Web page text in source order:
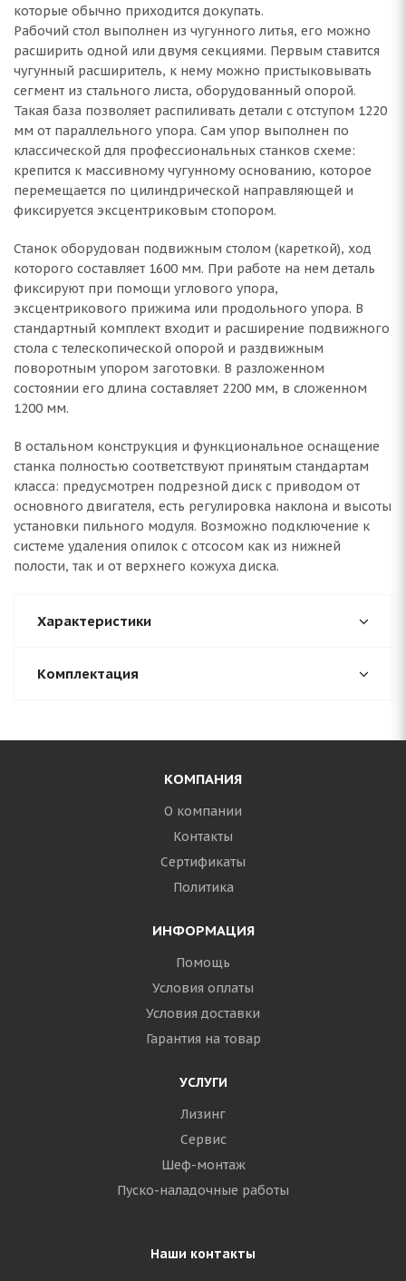
которые обычно приходится докупать.
Рабочий стол выполнен из чугунного литья, его можно
расширить одной или двумя секциями. Первым ставится
чугунный расширитель, к нему можно пристыковывать
сегмент из стального листа, оборудованный опорой.
Такая база позволяет распиливать детали с отступом 1220
мм от параллельного упора. Сам упор выполнен по
классической для профессиональных станков схеме:
крепится к массивному чугунному основанию, которое
перемещается по цилиндрической направляющей и
фиксируется эксцентриковым стопором.
Станок оборудован подвижным столом (кареткой), ход
которого составляет 1600 мм. При работе на нем деталь
фиксируют при помощи углового упора,
эксцентрикового прижима или продольного упора. В
стандартный комплект входит и расширение подвижного
стола с телескопической опорой и раздвижным
поворотным упором заготовки. В разложенном
состоянии его длина составляет 2200 мм, в сложенном
1200 мм.
В остальном конструкция и функциональное оснащение
станка полностью соответствуют принятым стандартам
класса: предусмотрен подрезной диск с приводом от
основного двигателя, есть регулировка наклона и высоты
установки пильного модуля. Возможно подключение к
системе удаления опилок с отсосом как из нижней
полости, так и от верхнего кожуха диска.
Характеристики
Комплектация
КОМПАНИЯ
О компании
Контакты
Сертификаты
Политика
ИНФОРМАЦИЯ
Помощь
Условия оплаты
Условия доставки
Гарантия на товар
УСЛУГИ
Лизинг
Сервис
Шеф-монтаж
Пуско-наладочные работы
Наши контакты